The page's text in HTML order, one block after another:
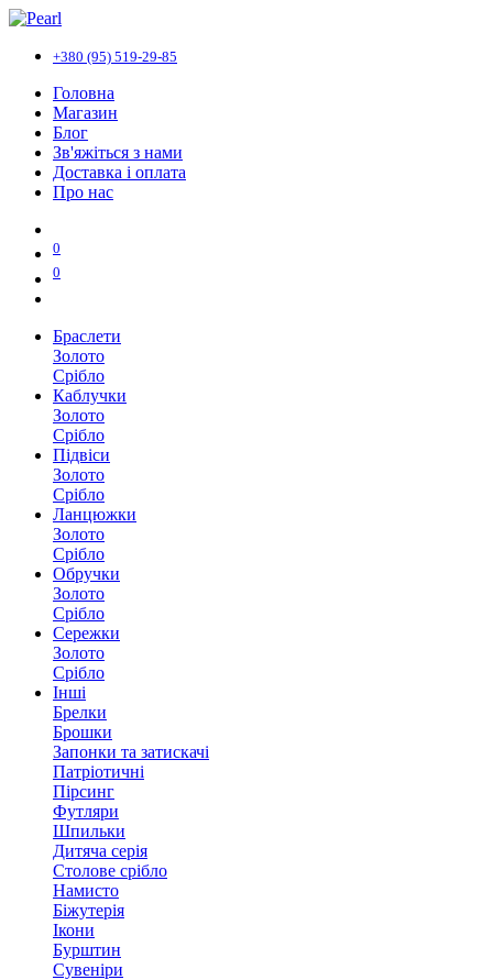
+380 (95) 519-29-85
Головна
Магазин
Блог
Зв'яжіться з нами
Доставка і оплата
Про нас
0
0
Браслети
Золото
Срібло
Каблучки
Золото
Срібло
Підвіси
Золото
Срібло
Ланцюжки
Золото
Срібло
Обручки
Золото
Срібло
Сережки
Золото
Срібло
Інші
Брелки
Брошки
Запонки та затискачі
Патріотичні
Пірсинг
Футляри
Шпильки
Дитяча серія
Столове срібло
Намисто
Біжутерія
Ікони
Бурштин
Сувеніри